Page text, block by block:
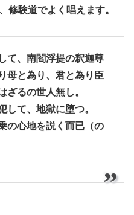
修験道でよく唱えます。
て、南閻浮提の釈迦尊
母と為り、君と為り臣
ざるの世人無し。
して、地獄に堕つ。
の心地を説く而已（の